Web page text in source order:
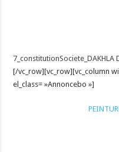
7_constitutionSociete_DAKHLA
[/vc_row][vc_row][vc_column
el_class= »Annoncebo »]